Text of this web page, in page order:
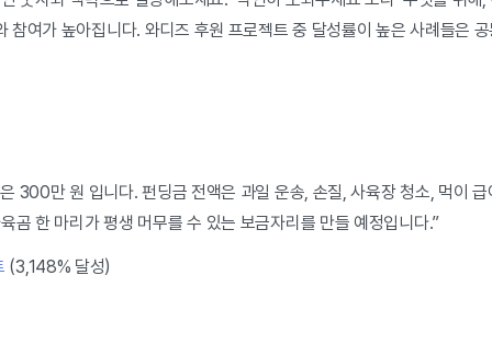
참여가 높아집니다. 와디즈 후원 프로젝트 중 달성률이 높은 사례들은
300만 원 입니다. 펀딩금 전액은 과일 운송, 손질, 사육장 청소, 먹이
곰 한 마리가 평생 머무를 수 있는 보금자리를 만들 예정입니다.”
(3,148% 달성)